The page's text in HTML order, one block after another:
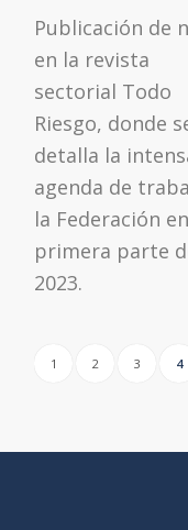
Publicación de
en la revista
sectorial Todo
Riesgo, donde
detalla la
agenda de
la Federación
primera parte
2023.
1 2 3 4